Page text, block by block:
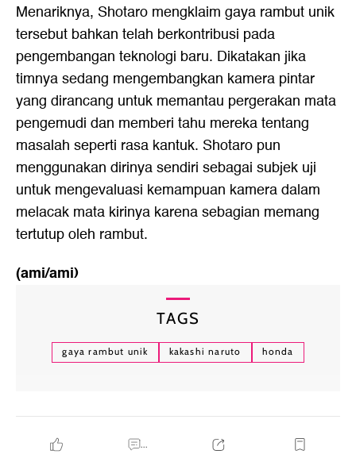
Menariknya, Shotaro mengklaim gaya rambut unik
tersebut bahkan telah berkontribusi pada
pengembangan teknologi baru. Dikatakan jika
timnya sedang mengembangkan kamera pintar
yang dirancang untuk memantau pergerakan mata
pengemudi dan memberi tahu mereka tentang
masalah seperti rasa kantuk. Shotaro pun
menggunakan dirinya sendiri sebagai subjek uji
untuk mengevaluasi kemampuan kamera dalam
melacak mata kirinya karena sebagian memang
tertutup oleh rambut.
(ami/ami)
TAGS
gaya rambut unik kakashi naruto honda
...